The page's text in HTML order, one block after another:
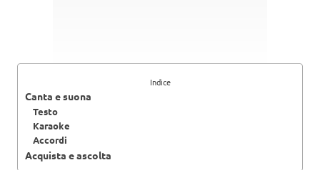
Indice
Canta e suona
Testo
Karaoke
Accordi
Acquista e ascolta